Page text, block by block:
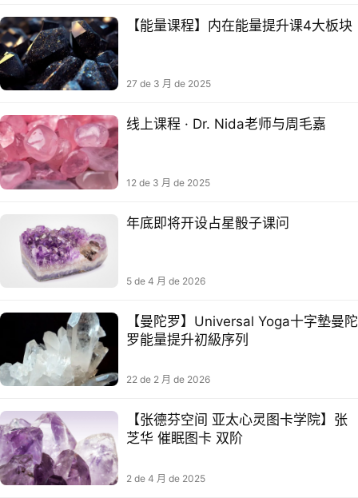
【能量课程】内在能量提升课4大板块
27 de 3 月 de 2025
线上课程 · Dr. Nida老师与周毛嘉
12 de 3 月 de 2025
年底即将开设占星骰子课问
5 de 4 月 de 2026
【曼陀罗】Universal Yoga十字墊曼陀
罗能量提升初級序列
22 de 2 月 de 2026
【张德芬空间 亚太心灵图卡学院】张
芝华 催眠图卡 双阶
2 de 4 月 de 2025